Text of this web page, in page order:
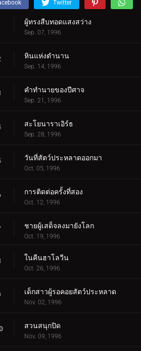
Twitter
ผู้ทรงสืบทอดแสงสว่าง
Sep. 07, 1996
หินแห่งตำนาน
Sep. 14, 1996
คำทำนายของปีศาจ
Sep. 21, 1996
สะโยนาราเอิร์ธ
Sep. 28, 1996
วันที่สัตว์ประหลาดออกมา
Oct. 05, 1996
การติดต่อครั้งที่สอง
Oct. 12, 1996
ชายผู้เสด็จลงมายังโลก
Oct. 19, 1996
ในคืนฮาโลวีน
Oct. 26, 1996
เด็กสาวผู้รอคอยสัตว์ประหลาด
Nov. 02, 1996
สวนสนุกปิด
Nov. 09, 1996